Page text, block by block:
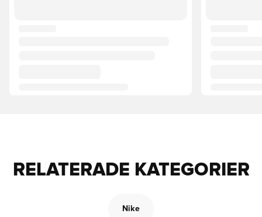
RELATERADE KATEGORIER
Nike